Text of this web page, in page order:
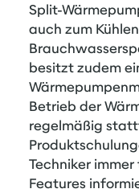
Split-
auch zum
besitzt zudem
Betrieb der
regelmäßig
Techniker
Features